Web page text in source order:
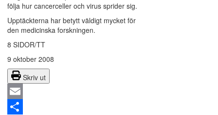
följa hur cancerceller och virus sprider sig.
Upptäckterna har betytt väldigt mycket för
den medicinska forskningen.
8 SIDOR/TT
9 oktober 2008
Skriv ut
Email